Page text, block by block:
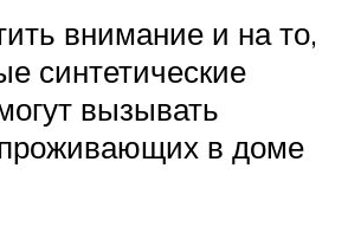
внимание и на то,
синтетические
вызывать
в доме